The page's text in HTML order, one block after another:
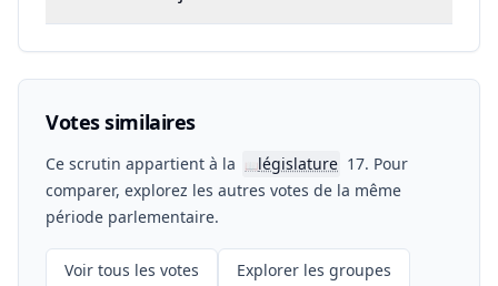
Votes similaires
Ce scrutin appartient à la 📖législature 17. Pour
comparer, explorez les autres votes de la même
période parlementaire.
Voir tous les votes Explorer les groupes